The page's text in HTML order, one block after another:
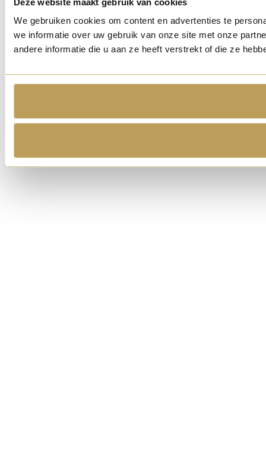
We gebruiken cookies om content en advertenties te
we informatie over uw gebruik van onze site met onze
andere informatie die u aan ze heeft verstrekt of die ze